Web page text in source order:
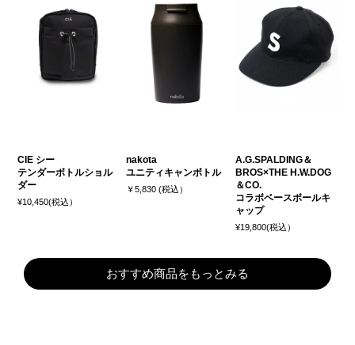
CIE シー
テンダーボトルショル
ダー
¥10,450(税込）
nakota
ユニティキャンボトル
￥5,830 (税込）
A.G.SPALDING＆
BROS×THE H.W.DOG
＆CO.
コラボベースボールキ
ャップ
¥19,800(税込）
おすすめ商品をもっとみる